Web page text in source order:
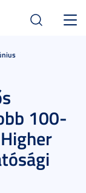
100-